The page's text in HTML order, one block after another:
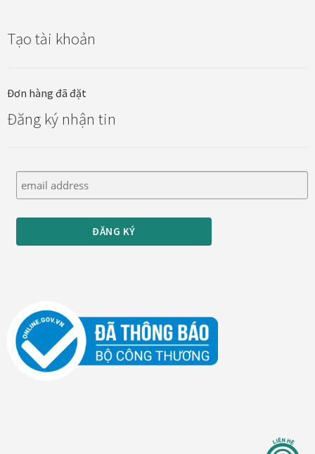
test
Test home page 260225
TẾT 2025
Thông tin chung & hỗ trợ
Tối ưu chất lượng hình ảnh
Tranh biểu tượng văn hoá Việt Nam
Tranh dán tường
Tạo tài khoản
Đơn hàng đã đặt
Đăng ký nhận tin